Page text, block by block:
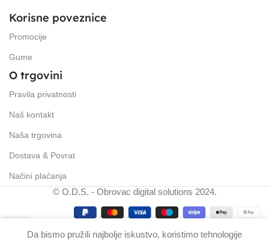
Korisne poveznice
Promocije
Gume
O trgovini
Pravila privatnosti
Naš kontakt
Naša trgovina
Dostava & Povrat
Načini plaćanja
© O.D.S. - Obrovac digital solutions 2024.
Da bismo pružili najbolje iskustvo, koristimo tehnologije